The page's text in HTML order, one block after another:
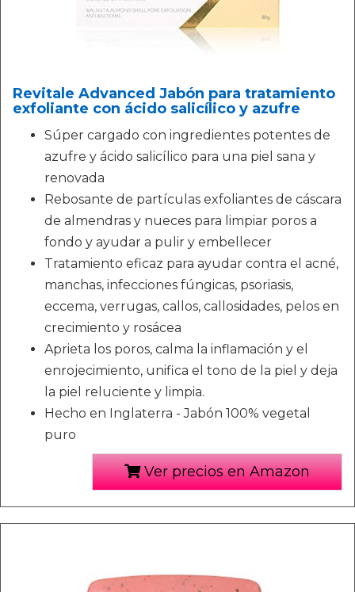
Revitale Advanced Jabón para tratamiento
exfoliante con ácido salicílico y azufre
Súper cargado con ingredientes potentes de
azufre y ácido salicílico para una piel sana y
renovada
Rebosante de partículas exfoliantes de cáscara
de almendras y nueces para limpiar poros a
fondo y ayudar a pulir y embellecer
Tratamiento eficaz para ayudar contra el acné,
manchas, infecciones fúngicas, psoriasis,
eccema, verrugas, callos, callosidades, pelos en
crecimiento y rosácea
Aprieta los poros, calma la inflamación y el
enrojecimiento, unifica el tono de la piel y deja
la piel reluciente y limpia.
Hecho en Inglaterra - Jabón 100% vegetal
puro
Ver precios en Amazon